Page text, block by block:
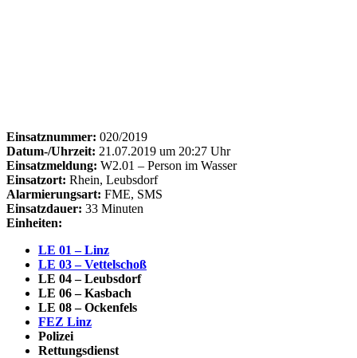
Einsatznummer: 020/2019
Datum-/Uhrzeit: 21.07.2019 um 20:27 Uhr
Einsatzmeldung: W2.01 – Person im Wasser
Einsatzort: Rhein, Leubsdorf
Alarmierungsart: FME, SMS
Einsatzdauer: 33 Minuten
Einheiten:
LE 01 – Linz
LE 03 – Vettelschoß
LE 04 – Leubsdorf
LE 06 – Kasbach
LE 08 – Ockenfels
FEZ Linz
Polizei
Rettungsdienst